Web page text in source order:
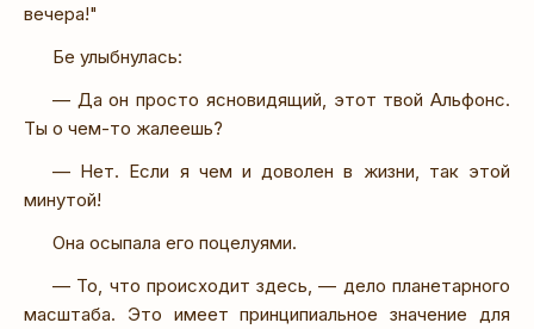
вечера!"
Бе улыбнулась:
— Да он просто ясновидящий, этот твой Альфонс.
Ты о чем-то жалеешь?
— Нет. Если я чем и доволен в жизни, так этой
минутой!
Она осыпала его поцелуями.
— То, что происходит здесь, — дело планетарного
масштаба. Это имеет принципиальное значение для